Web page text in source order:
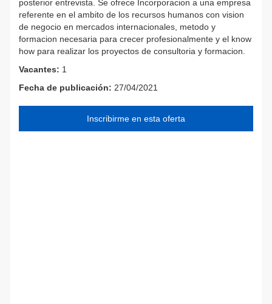
posterior entrevista. Se ofrece Incorporacion a una empresa
referente en el ambito de los recursos humanos con vision
de negocio en mercados internacionales, metodo y
formacion necesaria para crecer profesionalmente y el know
how para realizar los proyectos de consultoria y formacion.
Vacantes: 1
Fecha de publicación: 27/04/2021
Inscribirme en esta oferta